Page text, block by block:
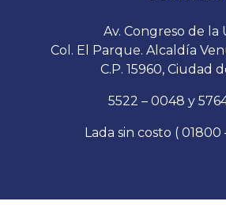
Av. Congreso de la
Col. El Parque. Alcaldía
C.P. 15960, Ciudad
5522 – 0048 y
Lada sin costo ( 01800